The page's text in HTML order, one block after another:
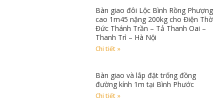
Bàn giao đôi Lộc Bình Rồng Phượng
cao 1m45 nặng 200kg cho Điện Thờ
Đức Thánh Trần – Tả Thanh Oai –
Thanh Trì – Hà Nội
Chi tiết »
Bàn giao và lắp đặt trống đồng
đường kính 1m tại Bình Phước
Chi tiết »